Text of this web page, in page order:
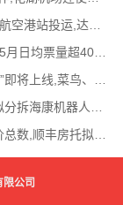
京东京喜收缩业务,沈阳恢复国际货运航班,郑州航空港站投运,达达快送发布618战报,顺丰发布最
盒马区域业务裁员调整,嘉里物流人事变动,极兔5月日均票量超4000万,菜鸟开通中美特惠海运专线
奇瑞与广发成快狗打车基石投资者,“京东全球贸”即将上线,菜鸟、普洛斯公布减碳举措,中国
快手成立快送供应链管理有限公司；海康威视拟分拆海康机器人至创业板上市；传化智联6.93亿
中国物流资产：京东产发须支付强制性收购代价总数,顺丰房托拟收购长沙物业,京东、普洛斯等
公司